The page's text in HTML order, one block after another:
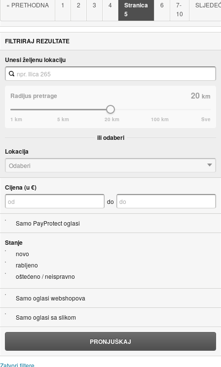
« PRETHODNA 1 2 3 4
Stranica
5
6
7-
10
FILTRIRAJ REZULTATE
Unesi željenu lokaciju
Radijus pretrage 20km
1 km 5 km 20 km 100 km Sve
ili odaberi
Lokacija
Odaberi
Cijena (u €)
do
Samo PayProtect oglasi
Stanje
novo
rabljeno
oštećeno / neispravno
Samo oglasi webshopova
Samo oglasi sa slikom
PRONJUŠKAJ
Zatvori filtere